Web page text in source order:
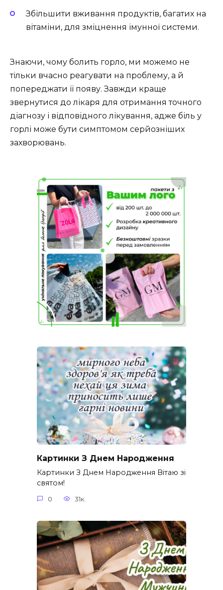
Збільшити вживання продуктів, багатих на
вітаміни, для зміцнення імунної системи.
Знаючи, чому болить горло, ми можемо не
тільки вчасно реагувати на проблему, а й
попереджати її появу. Завжди краще
звернутися до лікаря для отримання точного
діагнозу і відповідного лікування, адже біль у
горлі може бути симптомом серйозніших
захворювань.
Картинки З Днем Народження
Картинки З Днем Народження Вітаю зі
святом!
0 31к.